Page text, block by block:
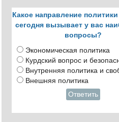
Какое направление
сегодня вызывает у вас
вопросы?
Экономическая политика
Курдский вопрос и
Внутренняя политика и
Внешняя политика
Ответить